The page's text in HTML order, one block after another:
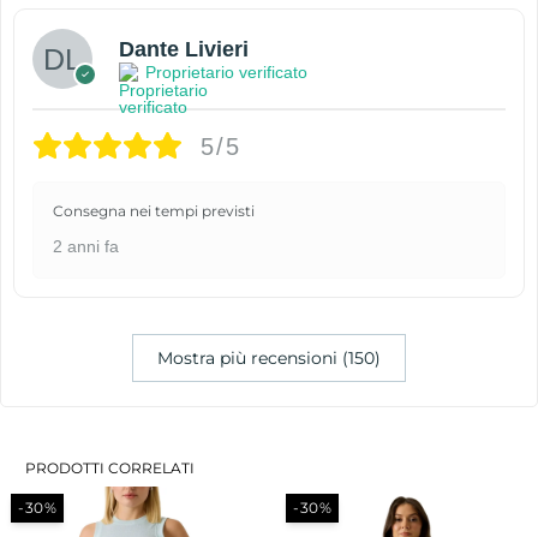
Dante Livieri
Proprietario verificato
5/5
Consegna nei tempi previsti
2 anni fa
Mostra più recensioni (150)
PRODOTTI CORRELATI
-30% -30%